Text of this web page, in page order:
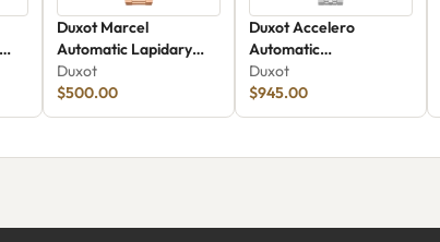
Duxot Marcel
Automatic Lapidary
Limited Edition DX-
2059-FF
Duxot
$500.00
Duxot Accelero
Automatic
Chronograph Luminara
Limited Edition DX-
2080-22
Duxot
$945.00